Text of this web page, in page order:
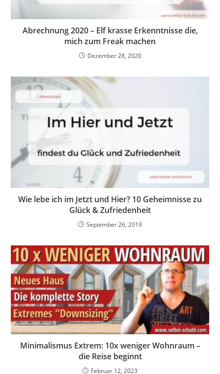
Abrechnung 2020 – Elf krasse Erkenntnisse die,
mich zum Freak machen
Dezember 28, 2020
Wie lebe ich im Jetzt und Hier? 10 Geheimnisse zu
Glück & Zufriedenheit
September 26, 2019
Minimalismus Extrem: 10x weniger Wohnraum –
die Reise beginnt
Februar 12, 2023